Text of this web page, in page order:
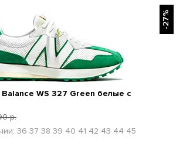
-27%
Balance WS 327 Green белые с
р.
36 37 38 39 40 41 42 43 44 45